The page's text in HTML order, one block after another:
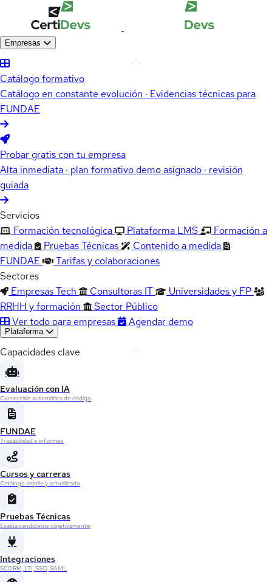
Empresas
Catálogo formativo
Catálogo en constante evolución · Evidencias técnicas para
FUNDAE
Probar gratis con tu empresa
Alta inmediata · plan formativo demo asignado · revisión
guiada
Servicios
Formación tecnológica
Plataforma LMS
Formación a
medida
Pruebas Técnicas
Contenido a medida
FUNDAE
Tarifas y colaboraciones
Sectores
Empresas Tech
Consultoras IT
Universidades y FP
RRHH y formación
Sector Público
Ver todo para empresas
Agendar demo
Plataforma
Capacidades clave
Evaluación con IA
Corrección automática de código
FUNDAE
Trazabilidad e informes
Cursos y carreras
Catálogo amplio y actualizado
Pruebas Técnicas
Evalúa candidatos objetivamente
Integraciones
SCORM, LTI, SSO, SAML